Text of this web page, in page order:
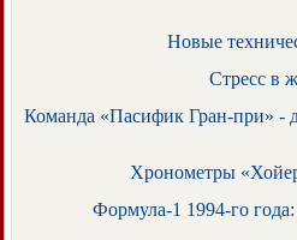
Новые
Стресс в
Команда «Пасифик Гран-при» -
Хронометры
Формула-1 1994-го